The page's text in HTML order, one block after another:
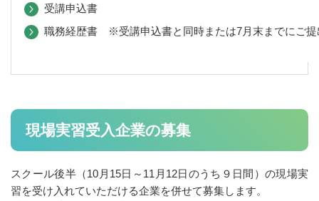
第10回知財活用アイデアプレゼン大会 本大会動画
専門家派遣制度
専門家登録希望の方へ
脱炭素化支援チーム
受講申込書
職務経歴書 ※受講申込書と同時または7月末までにご提
現場実習受入企業の募集
スクール後半（10月15日～11月12日のうち９日間）の現場実
習を受け入れていただける企業を併せて募集します。